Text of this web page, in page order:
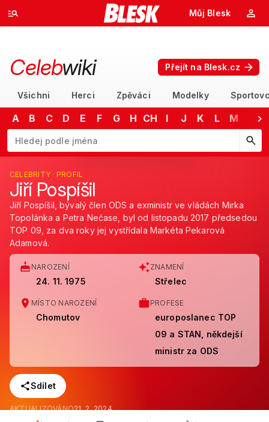
Můj Blesk
Celebwiki Přejít na Blesk.cz
Všichni Herci Zpěváci Modelky
A B C D E F G H CH I J K L M
Začněte psát jméno. Šipkami dolů a nahoru procházejte návrhy,
CELEBRITY · PROFIL
Jiří Pospíšil
Jiří Pospíšil, bývalý člen ODS a exministr ve vládách Mirka
Topolánka a Petra Nečase, byl od listopadu 2017 předsedou
TOP 09, za dva roky jej vystřídala Markéta Pekarová
Adamová.
NAROZENÍ
24. 11. 1975
ZNAMENÍ
Střelec
MÍSTO NAROZENÍ
Chomutov
PROFESE
europoslanec TOP
09 a STAN, někdejší
ministr za ODS
Sdílet
AKTUALIZOVÁNO21. 2. 2024